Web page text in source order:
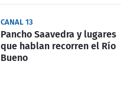
CANAL 13
Pancho Saavedra y lugares
que hablan recorren el Río
Bueno